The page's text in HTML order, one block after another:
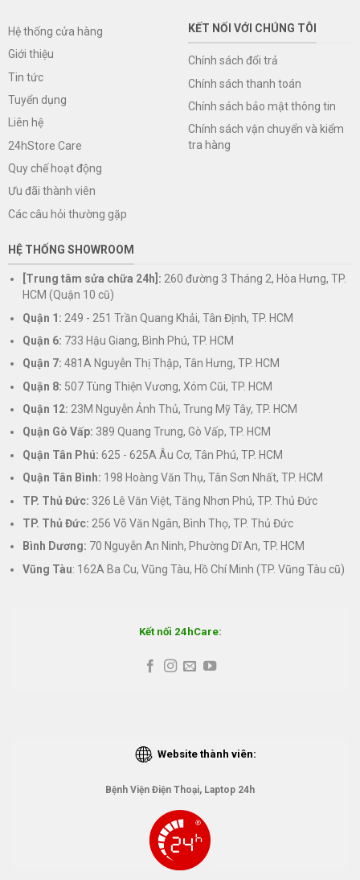
Hệ thống cửa hàng
Giới thiệu
Tin tức
Tuyển dụng
Liên hệ
24hStore Care
Quy chế hoạt động
Ưu đãi thành viên
Các câu hỏi thường gặp
KẾT NỐI VỚI CHÚNG TÔI
Chính sách đổi trả
Chính sách thanh toán
Chính sách bảo mật thông tin
Chính sách vận chuyển và kiểm
tra hàng
HỆ THỐNG SHOWROOM
[Trung tâm sửa chữa 24h]: 260 đường 3 Tháng 2, Hòa Hưng, TP.
HCM (Quận 10 cũ)
Quận 1: 249 - 251 Trần Quang Khải, Tân Định, TP. HCM
Quận 6: 733 Hậu Giang, Bình Phú, TP. HCM
Quận 7: 481A Nguyễn Thị Thập, Tân Hưng, TP. HCM
Quận 8: 507 Tùng Thiện Vương, Xóm Cũi, TP. HCM
Quận 12: 23M Nguyễn Ảnh Thủ, Trung Mỹ Tây, TP. HCM
Quận Gò Vấp: 389 Quang Trung, Gò Vấp, TP. HCM
Quận Tân Phú: 625 - 625A Âu Cơ, Tân Phú, TP. HCM
Quận Tân Bình: 198 Hoàng Văn Thụ, Tân Sơn Nhất, TP. HCM
TP. Thủ Đức: 326 Lê Văn Việt, Tăng Nhơn Phú, TP. Thủ Đức
TP. Thủ Đức: 256 Võ Văn Ngân, Bình Thọ, TP. Thủ Đức
Bình Dương: 70 Nguyễn An Ninh, Phường Dĩ An, TP. HCM
Vũng Tàu: 162A Ba Cu, Vũng Tàu, Hồ Chí Minh (TP. Vũng Tàu cũ)
Kết nối 24hCare:
Website thành viên:
Bệnh Viện Điện Thoại, Laptop 24h